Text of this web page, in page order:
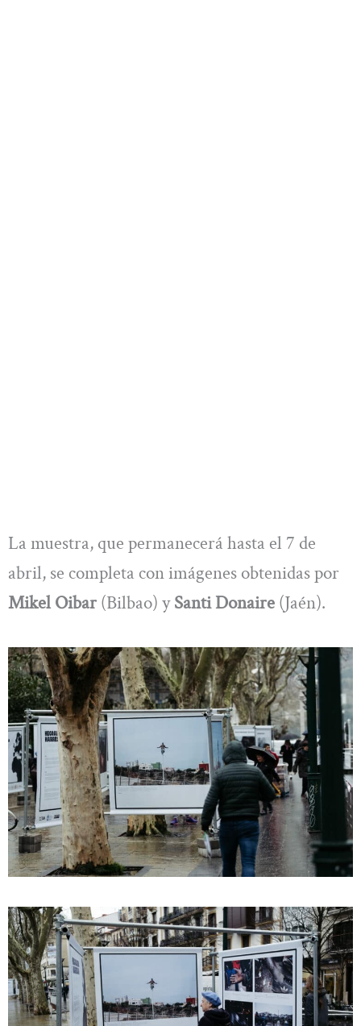
La muestra, que permanecerá hasta el 7 de
abril, se completa con imágenes obtenidas por
Mikel Oibar (Bilbao) ySanti Donaire (Jaén).